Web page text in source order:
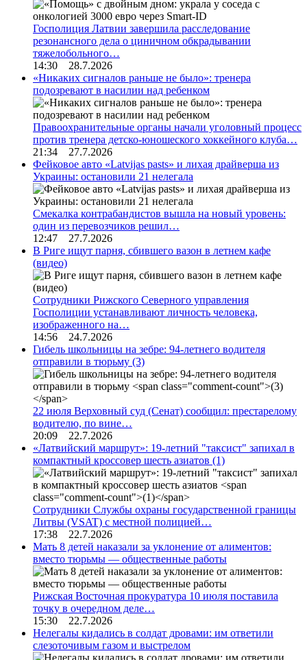
Госполиция Латвии завершила расследование
резонансного дела о циничном обкрадывании
тяжелобольного…
14:30 28.7.2026
«Никаких сигналов раньше не было»: тренера
подозревают в насилии над ребенком
Правоохранительные органы начали уголовный процесс
против тренера детско-юношеского хоккейного клуба…
21:34 27.7.2026
Фейковое авто «Latvijas pasts» и лихая драйверша из
Украины: остановили 21 нелегала
Смекалка контрабандистов вышла на новый уровень:
один из перевозчиков решил…
12:47 27.7.2026
В Риге ищут парня, сбившего вазон в летнем кафе
(видео)
Сотрудники Рижского Северного управления
Госполиции устанавливают личность человека,
изображенного на…
14:56 24.7.2026
Гибель школьницы на зебре: 94-летнего водителя
отправили в тюрьму (3)
22 июля Верховный суд (Сенат) сообщил: престарелому
водителю, по вине…
20:09 22.7.2026
«Латвийский маршрут»: 19-летний "таксист" запихал в
компактный кроссовер шесть азиатов (1)
Сотрудники Службы охраны государственной границы
Литвы (VSAT) с местной полицией…
17:38 22.7.2026
Мать 8 детей наказали за уклонение от алиментов:
вместо тюрьмы — общественные работы
Рижская Восточная прокуратура 10 июля поставила
точку в очередном деле…
15:30 22.7.2026
Нелегалы кидались в солдат дровами: им ответили
слезоточивым газом и выстрелом